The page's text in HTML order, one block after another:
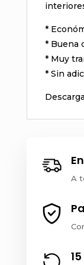
*
* Buena
* Muy
* Sin
A